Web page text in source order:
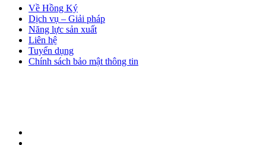
Về Hồng Ký
Dịch vụ – Giải pháp
Năng lực sản xuất
Liên hệ
Tuyển dụng
Chính sách bảo mật thông tin